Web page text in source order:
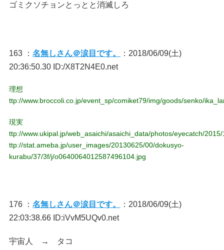
ゴミクソチョンとっとと消滅しろ
163 ： 名無しさん＠涙目です。
：2018/06/09(土)
20:36:50.30 ID:/X8T2N4E0.net
理想
ttp://www.broccoli.co.jp/event_sp/comiket79/img/goods/senko/
現実
ttp://www.ukipal.jp/web_asaichi/asaichi_data/photos/eyecatch/
ttp://stat.ameba.jp/user_images/20130625/00/dokusyo-
kurabu/37/3f/j/o0640064012587496104.jpg
176 ： 名無しさん＠涙目です。
：2018/06/09(土)
22:03:38.66 ID:iVvM5UQv0.net
宇宙人 → タコ